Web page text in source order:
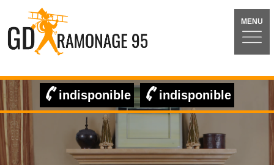
MENU
indisponible indisponible